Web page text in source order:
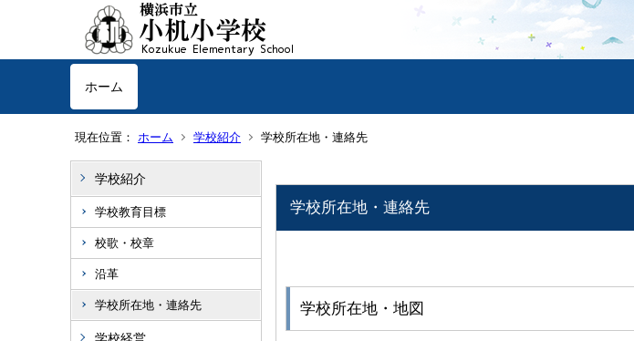
ホーム
現在位置： ホーム 学校紹介 学校所在地・連絡先
学校紹介
学校教育目標
校歌・校章
沿革
学校所在地・連絡先
学校所在地・連絡先
学校所在地・地図